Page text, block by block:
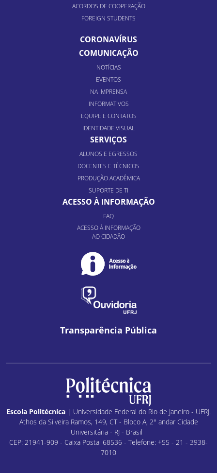
ACORDOS DE COOPERAÇÃO
FOREIGN STUDENTS
CORONAVÍRUS
COMUNICAÇÃO
NOTÍCIAS
EVENTOS
NA IMPRENSA
INFORMATIVOS
EQUIPE E CONTATOS
IDENTIDADE VISUAL
SERVIÇOS
ALUNOS E EGRESSOS
DOCENTES E TÉCNICOS
PRODUÇÃO ACADÊMICA
SUPORTE DE TI
ACESSO À INFORMAÇÃO
FAQ
ACESSO À INFORMAÇÃO
AO CIDADÃO
Transparência Pública
Escola Politécnica | Universidade Federal do Rio de Janeiro - UFRJ.
Athos da Silveira Ramos, 149, CT - Bloco A, 2° andar Cidade
Universitária - RJ - Brasil
CEP: 21941-909 - Caixa Postal 68536 - Telefone: +55 - 21 - 3938-
7010